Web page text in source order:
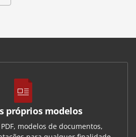
próprios modelos
modelos de documentos,